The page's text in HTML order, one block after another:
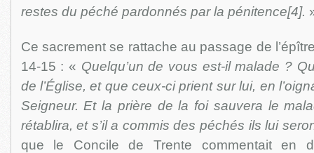
restes du péché pardonnés par la pénitence[4].
Ce sacrement se rattache au passage de
14-15 : « Quelqu’un de vous est-il malade ?
de l’Église, et que ceux-ci prient sur lui, en
Seigneur. Et la prière de la foi sauvera le
rétablira, et s’il a commis des péchés ils lui
que le Concile de Trente commentait en